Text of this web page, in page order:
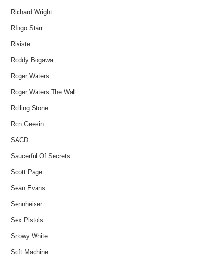
Richard Wright
RIngo Starr
Riviste
Roddy Bogawa
Roger Waters
Roger Waters The Wall
Rolling Stone
Ron Geesin
SACD
Saucerful Of Secrets
Scott Page
Sean Evans
Sennheiser
Sex Pistols
Snowy White
Soft Machine